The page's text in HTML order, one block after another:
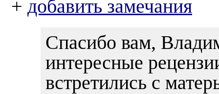
+ добавить замечания
Спасибо вам,
интересные
встретились с